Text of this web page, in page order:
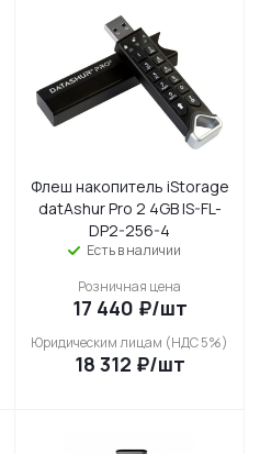
Флеш накопитель iStorage
datAshur Pro 2 4GB IS-FL-
DP2-256-4
Есть в наличии
Розничная цена
17 440 ₽/шт
Юридическим лицам (НДС 5%)
18 312 ₽/шт